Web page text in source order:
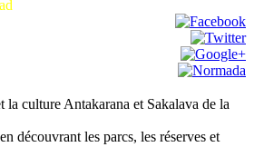
la culture Antakarana et Sakalava de la
découvrant les parcs, les réserves et